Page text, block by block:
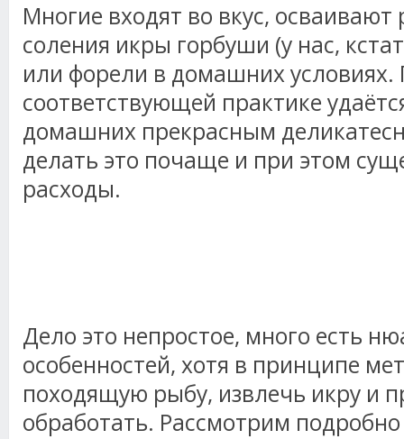
Многие входят во вкус,
соления икры горбуши (у нас,
или форели в домашних условиях.
соответствующей практике
домашних прекрасным
делать это почаще и при этом
расходы.
Дело это непростое, много есть
особенностей, хотя в принципе
походящую рыбу, извлечь икру и
обработать. Рассмотрим